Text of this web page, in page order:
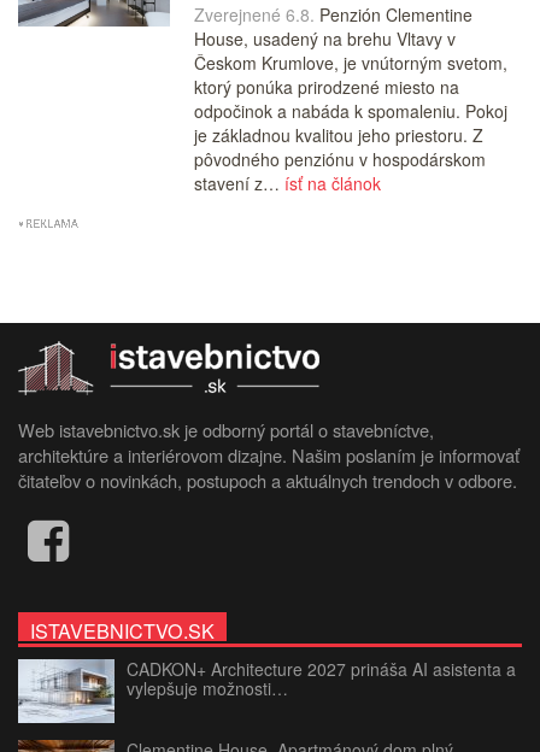
Zverejnené 6.8. Penzión Clementine
House, usadený na brehu Vltavy v
Českom Krumlove, je vnútorným svetom,
ktorý ponúka prirodzené miesto na
odpočinok a nabáda k spomaleniu. Pokoj
je základnou kvalitou jeho priestoru. Z
pôvodného penziónu v hospodárskom
stavení z… ísť na článok
Web istavebnictvo.sk je odborný portál o stavebníctve,
architektúre a interiérovom dizajne. Našim poslaním je informovať
čitateľov o novinkách, postupoch a aktuálnych trendoch v odbore.
ISTAVEBNICTVO.SK
CADKON+ Architecture 2027 prináša AI asistenta a
vylepšuje možnosti…